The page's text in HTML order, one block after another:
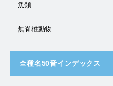
魚類
無脊椎動物
全種名50音インデックス